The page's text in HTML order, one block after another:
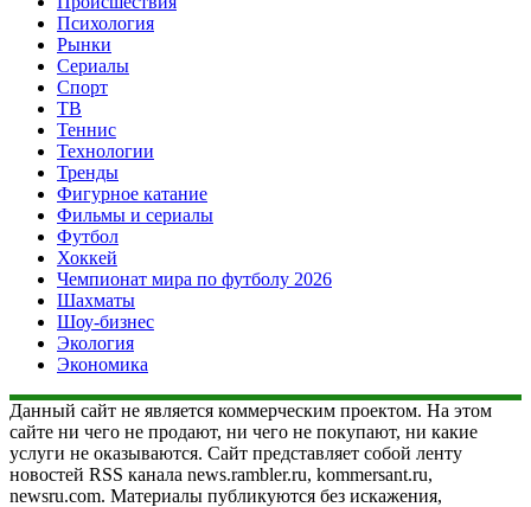
Психология
Рынки
Сериалы
Спорт
ТВ
Теннис
Технологии
Тренды
Фигурное катание
Фильмы и сериалы
Футбол
Хоккей
Чемпионат мира по футболу 2026
Шахматы
Шоу-бизнес
Экология
Экономика
Данный сайт не является коммерческим проектом. На этом
сайте ни чего не продают, ни чего не покупают, ни какие
услуги не оказываются. Сайт представляет собой ленту
новостей RSS канала news.rambler.ru, kommersant.ru,
newsru.com. Материалы публикуются без искажения,